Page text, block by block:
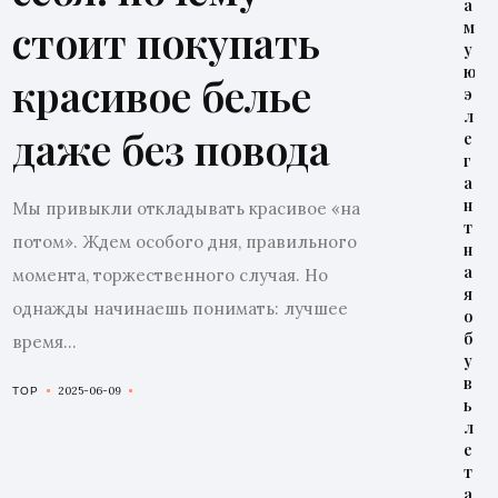
стоит покупать
красивое белье
даже без повода
Мы привыкли откладывать красивое «на
потом». Ждем особого дня, правильного
момента, торжественного случая. Но
однажды начинаешь понимать: лучшее
время...
TOP 2025-06-09
а
м
у
ю
э
л
е
г
а
н
т
н
а
я
о
б
у
в
ь
л
е
т